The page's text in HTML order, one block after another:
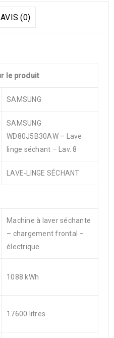
AVIS (0)
le produit
SAMSUNG
SAMSUNG
WD80J5B30AW – Lave
linge séchant – Lav. 8
LAVE-LINGE SÉCHANT
Machine à laver séchante
– chargement frontal –
électrique
1088 kWh
17600 litres